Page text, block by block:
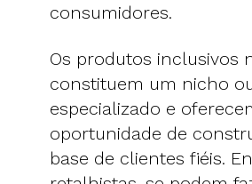
consumidores.
Os produtos inclusivos
constituem um nicho
especializado e
oportunidade de
base de clientes fiéis.